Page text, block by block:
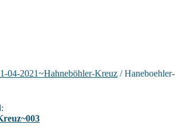
04-2021~Hahneböhler-Kreuz / Haneboehler-